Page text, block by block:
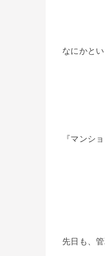
なにかと
『マンシ
先日も、